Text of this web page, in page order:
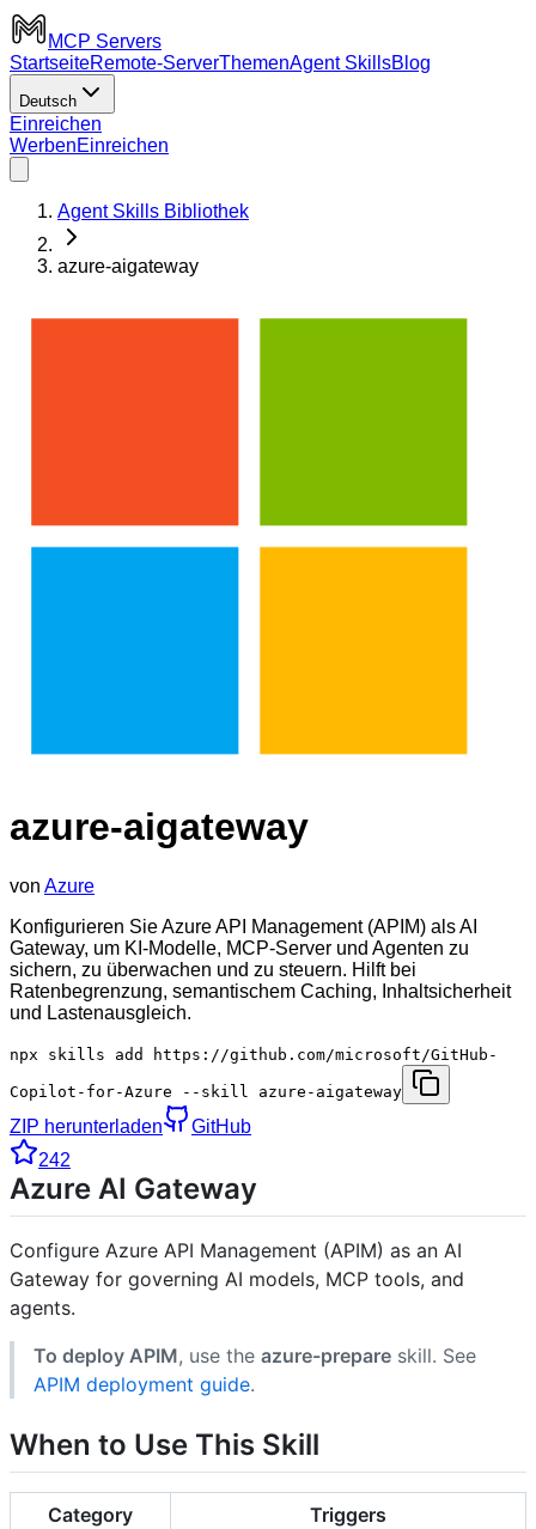
MCP Servers
StartseiteRemote-ServerThemenAgent SkillsBlog
Deutsch
Einreichen
WerbenEinreichen
Agent Skills Bibliothek
azure-aigateway
azure-aigateway
von Azure
Konfigurieren Sie Azure API Management (APIM) als AI
Gateway, um KI-Modelle, MCP-Server und Agenten zu
sichern, zu überwachen und zu steuern. Hilft bei
Ratenbegrenzung, semantischem Caching, Inhaltsicherheit
und Lastenausgleich.
npx skills add https://github.com/microsoft/GitHub-
Copilot-for-Azure --skill azure-aigateway
ZIP herunterladen
GitHub
242
Azure AI Gateway
Configure Azure API Management (APIM) as an AI
Gateway for governing AI models, MCP tools, and
agents.
To deploy APIM, use the azure-prepare skill. See
APIM deployment guide.
When to Use This Skill
Category Triggers